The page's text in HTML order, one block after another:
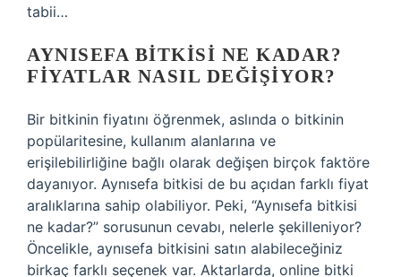
tabii…
AYNISEFA BITKISI NE KADAR?
FIYATLAR NASIL DEĞIŞIYOR?
Bir bitkinin fiyatını öğrenmek, aslında o bitkinin
popülaritesine, kullanım alanlarına ve
erişilebilirliğine bağlı olarak değişen birçok faktöre
dayanıyor. Aynısefa bitkisi de bu açıdan farklı fiyat
aralıklarına sahip olabiliyor. Peki, “Aynısefa bitkisi
ne kadar?” sorusunun cevabı, nelerle şekilleniyor?
Öncelikle, aynısefa bitkisini satın alabileceğiniz
birkaç farklı seçenek var. Aktarlarda, online bitki